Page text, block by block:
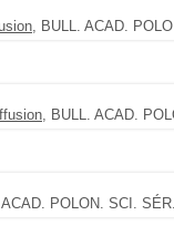
, BULL. ACAD.
, BULL. ACAD.
POLON. SCI.